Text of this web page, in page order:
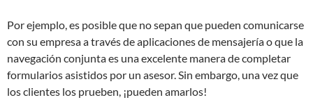
Por ejemplo, es posible que no sepan que pueden comunicarse
con su empresa a través de aplicaciones de mensajería o que la
navegación conjunta es una excelente manera de completar
formularios asistidos por un asesor. Sin embargo, una vez que
los clientes los prueben, ¡pueden amarlos!